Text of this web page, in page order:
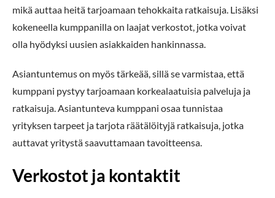
mikä auttaa heitä tarjoamaan tehokkaita ratkaisuja. Lisäksi
kokeneella kumppanilla on laajat verkostot, jotka voivat
olla hyödyksi uusien asiakkaiden hankinnassa.
Asiantuntemus on myös tärkeää, sillä se varmistaa, että
kumppani pystyy tarjoamaan korkealaatuisia palveluja ja
ratkaisuja. Asiantunteva kumppani osaa tunnistaa
yrityksen tarpeet ja tarjota räätälöityjä ratkaisuja, jotka
auttavat yritystä saavuttamaan tavoitteensa.
Verkostot ja kontaktit